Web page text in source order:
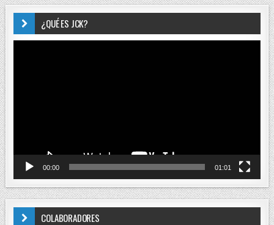
¿QUÉ ES JCK?
00:00 01:01
COLABORADORES